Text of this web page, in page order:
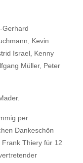
Gerhard
Kevin
Israel, Kenny
Müller, Peter
per
Dankeschön
Thiery für 12